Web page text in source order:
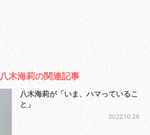
八木海莉の関連記事
八木海莉が「いま、ハマっているこ
と」
2022.10.28